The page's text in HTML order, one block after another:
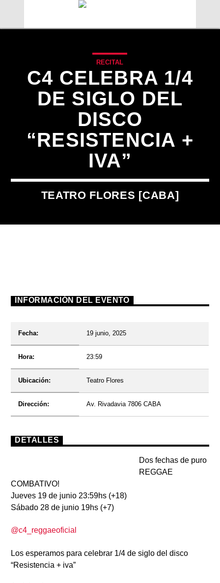
TÍTULO
RECITAL
C4 CELEBRA 1/4
DE SIGLO DEL
DISCO
“RESISTENCIA +
IVA”
TEATRO FLORES [CABA]
INFORMACIÓN DEL EVENTO
Fecha: 19 junio, 2025
Hora: 23:59
Ubicación: Teatro Flores
Dirección: Av. Rivadavia 7806 CABA
DETALLES
Dos fechas de puro
REGGAE
COMBATIVO!
Jueves 19 de junio 23:59hs (+18)
Sábado 28 de junio 19hs (+7)
@c4_reggaeoficial
Los esperamos para celebrar 1/4 de siglo del disco
“Resistencia + iva”